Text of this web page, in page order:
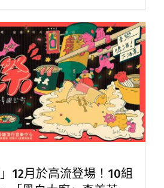
皇后妮妃雅，合力帶來一場
，招牌金曲〈足芳足芳〉在
"2026大港開唱首日登場！滅
謝金燕重現「豬哥亮歌廳
12月於高流登場！10組